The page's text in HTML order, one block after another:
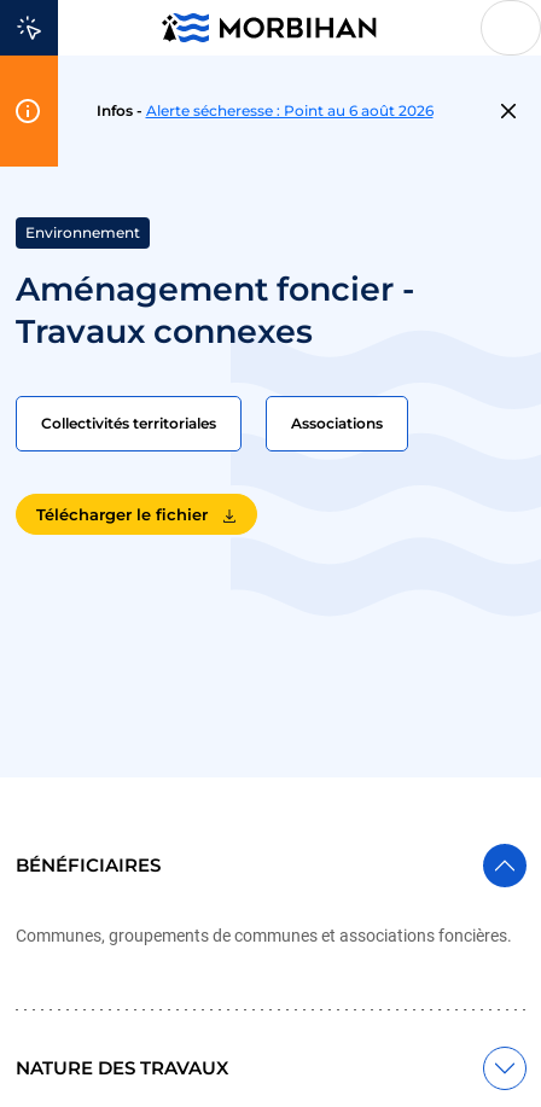
Aller au contenu
Infos - Alerte sécheresse : Point au 6 août 2026
Environnement
Aménagement foncier -
Travaux connexes
Collectivités territoriales Associations
Télécharger le fichier
BÉNÉFICIAIRES
Communes, groupements de communes et associations foncières.
NATURE DES TRAVAUX